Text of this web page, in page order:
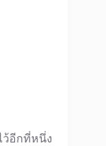
ว้อีกที่หนึ่ง